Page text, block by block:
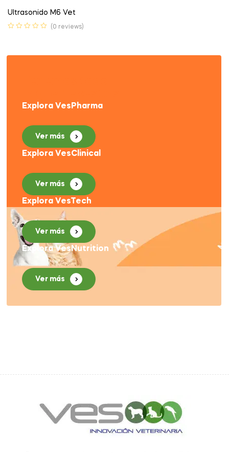
Ultrasonido M6 Vet
(0 reviews)
Explora VesPharma
Ver más
Explora VesClinical
Ver más
Explora VesTech
Ver más
Explora VesNutrition
Ver más